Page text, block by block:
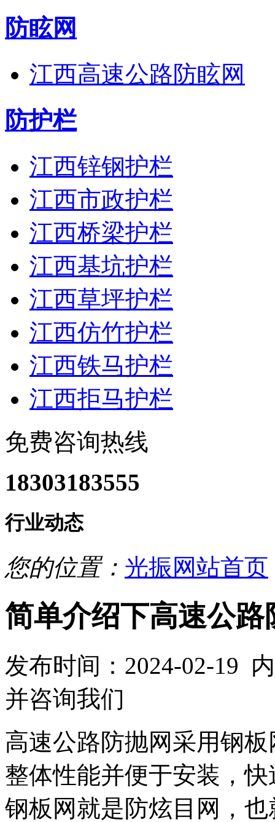
防眩网
江西高速公路防眩网
防护栏
江西锌钢护栏
江西市政护栏
江西桥梁护栏
江西基坑护栏
江西草坪护栏
江西仿竹护栏
江西铁马护栏
江西拒马护栏
免费咨询热线
18303183555
行业动态
您的位置： 光振网站首页
简单介绍下高速公路
发布时间：2024-02-19
并咨询我们
高速公路防抛网采用钢
整体性能并便于安装，
钢板网就是防炫目网，